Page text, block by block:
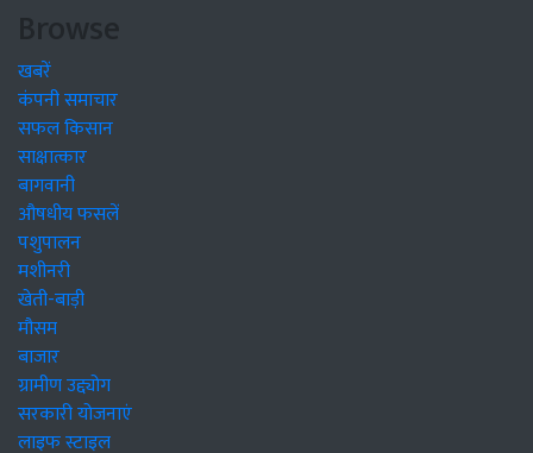
Browse
खबरें
कंपनी समाचार
सफल किसान
साक्षात्कार
बागवानी
औषधीय फसलें
पशुपालन
मशीनरी
खेती-बाड़ी
मौसम
बाजार
ग्रामीण उद्द्योग
सरकारी योजनाएं
लाइफ स्टाइल